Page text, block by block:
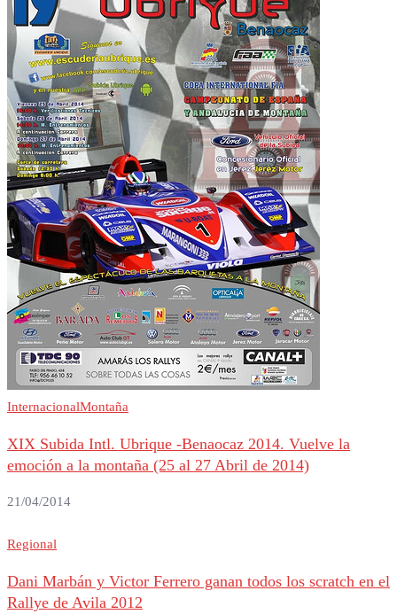
InternacionalMontaña
XIX Subida Intl. Ubrique -Benaocaz 2014. Vuelve la
emoción a la montaña (25 al 27 Abril de 2014)
21/04/2014
Regional
Dani Marbán y Victor Ferrero ganan todos los scratch en el
Rallye de Avila 2012